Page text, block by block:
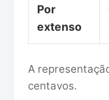
Por
extenso
A
centavos.